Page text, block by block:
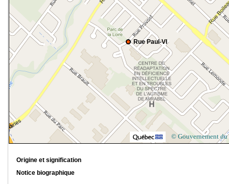
Rue Paul-VI
© Gouvernement du
Origine et signification
Notice biographique